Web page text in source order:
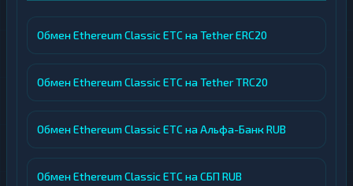
Обмен Ethereum Classic ETC на Tether ERC20
Обмен Ethereum Classic ETC на Tether TRC20
Обмен Ethereum Classic ETC на Альфа-Банк RUB
Обмен Ethereum Classic ETC на СБП RUB